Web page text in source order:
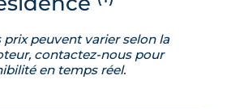
prix peuvent varier selon la
contactez-nous pour
en temps réel.